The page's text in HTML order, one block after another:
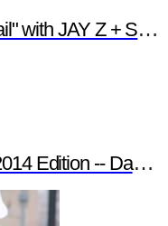
JAY Z + Samsung
-- Day in the Life